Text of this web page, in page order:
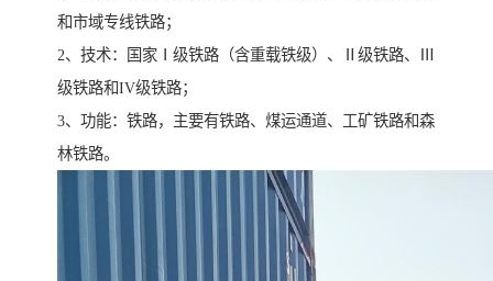
和市域专线铁路；
2、技术：国家Ⅰ级铁路（含重载铁级）、Ⅱ级铁路、Ⅲ
级铁路和IV级铁路；
3、功能：铁路，主要有铁路、煤运通道、工矿铁路和森
林铁路。